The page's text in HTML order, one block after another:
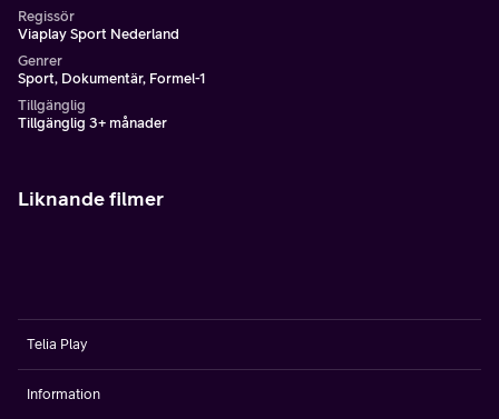
Regissör
Viaplay Sport Nederland
Genrer
Sport, Dokumentär, Formel-1
Tillgänglig
Tillgänglig 3+ månader
Liknande filmer
Telia Play
Information